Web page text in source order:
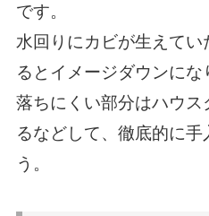
です。
水回りにカビが生えて
るとイメージダウンにな
落ちにくい部分はハウ
るなどして、徹底的に手
う。